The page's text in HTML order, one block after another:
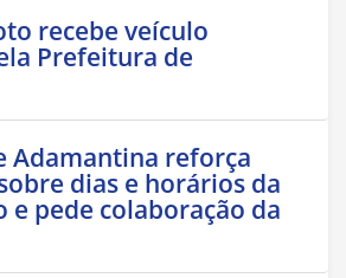
recebe veículo
Prefeitura de
Adamantina reforça
dias e horários da
e pede colaboração da